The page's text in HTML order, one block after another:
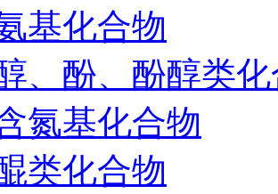
基化合物
、酚、酚醇类
氮基化合物
类化合物